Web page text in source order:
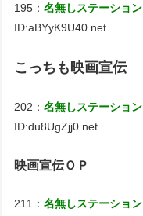
195：名無しステーション
ID:aBYyK9U40.net
こっちも映画宣伝
202：名無しステーション
ID:du8UgZjj0.net
映画宣伝ＯＰ
211：名無しステーション